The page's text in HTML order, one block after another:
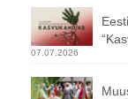
07.07.2026